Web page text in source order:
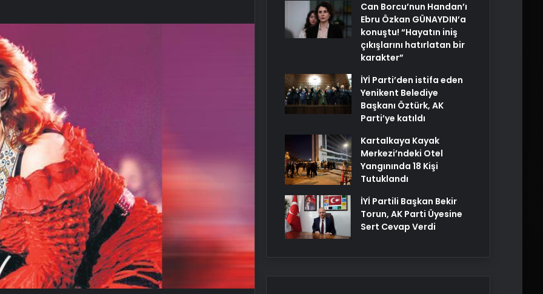
Her çocuk bir kahraman
Ahu Yağtu: Her şey netleşti
Can Borcu’nun Handan’ı
Ebru Özkan GÜNAYDIN’a
konuştu! “Hayatın iniş
çıkışlarını hatırlatan bir
karakter”
İYİ Parti’den istifa eden
Yenikent Belediye
Başkanı Öztürk, AK
Parti’ye katıldı
Kartalkaya Kayak
Merkezi’ndeki Otel
Yangınında 18 Kişi
Tutuklandı
İYİ Partili Başkan Bekir
Torun, AK Parti Üyesine
Sert Cevap Verdi